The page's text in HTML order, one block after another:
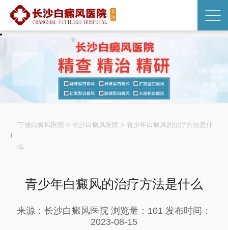
宁波白癜风医院 > 长沙白癜风医院 > 青少年白癜风的治疗方法是什
么
青少年白癜风的治疗方法是什么
来源：长沙白癜风医院 浏览量：101 发布时间：
2023-08-15